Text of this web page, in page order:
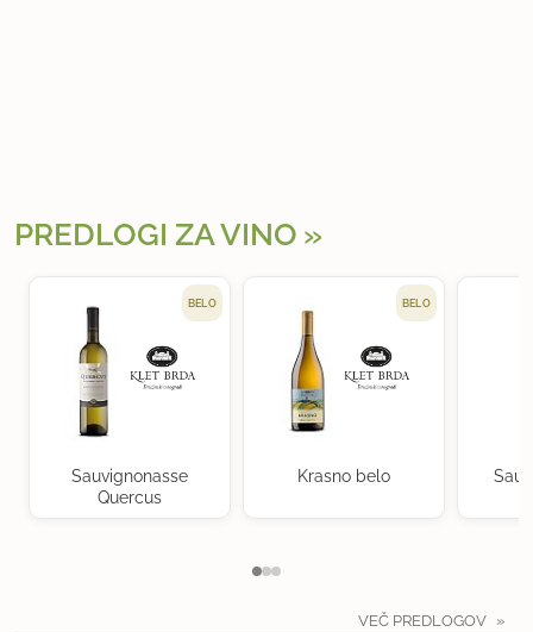
PREDLOGI ZA VINO
BELO
Sauvignonasse
Quercus
BELO
Krasno belo
VEČ PREDLOGOV